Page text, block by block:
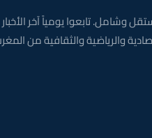
وشامل. تابعوا يومياً آخر الأخبار
والرياضية والثقافية من